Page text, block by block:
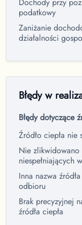
podatkowy
Zaniżanie
działalności
Błędy w
Błędy dotyczące
Źródło ciepła nie
Nie
niespełniających
Inna nazwa
odbioru
Brak precyzyjnej
źródła ciepła